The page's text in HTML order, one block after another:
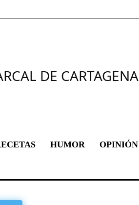
DE CARTAGENA
HUMOR OPINIÓN